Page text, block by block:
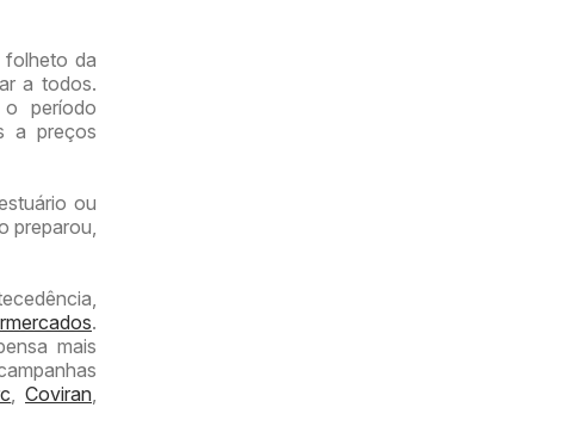
folheto da
a todos.
período
a preços
ou
preparou,
.
mais
,Coviran,